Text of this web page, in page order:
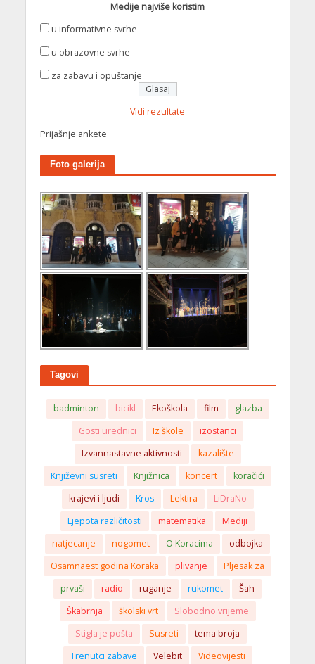
Medije najviše koristim
u informativne svrhe
u obrazovne svrhe
za zabavu i opuštanje
Vidi rezultate
Prijašnje ankete
Foto galerija
Tagovi
badminton bicikl Ekoškola film
glazba
Gosti urednici
Iz škole
izostanci
Izvannastavne aktivnosti
kazalište
Književni susreti
Knjižnica koncert
koračići
krajevi i ljudi
Kros Lektira
LiDraNo
Ljepota različitosti
matematika
Mediji
natjecanje
nogomet O Koracima
odbojka
Osamnaest godina Koraka
plivanje
Pljesak za
prvaši
radio ruganje rukomet
Šah
Škabrnja
školski vrt
Slobodno vrijeme
Stigla je pošta
Susreti
tema broja
Trenutci zabave
Velebit Videovijesti